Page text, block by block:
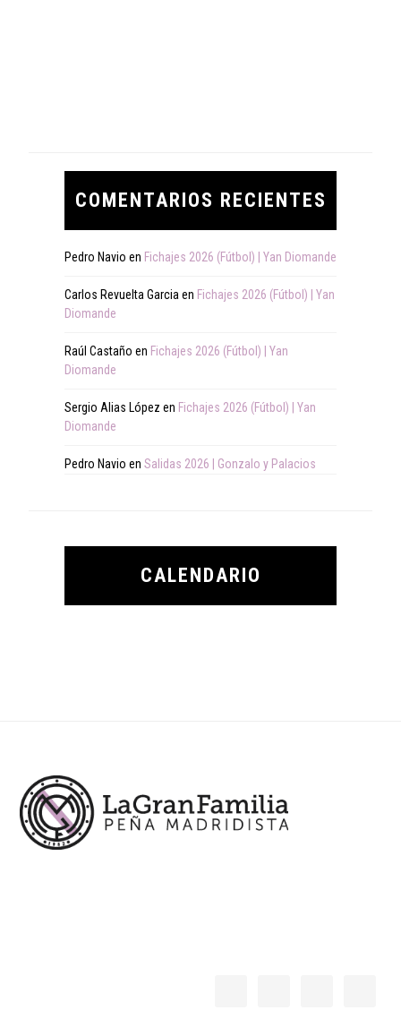
COMENTARIOS RECIENTES
Pedro Navio en Fichajes 2026 (Fútbol) | Yan Diomande
Carlos Revuelta Garciaen Fichajes 2026 (Fútbol) | Yan
Diomande
Raúl Castaño en Fichajes 2026 (Fútbol) | Yan
Diomande
Sergio Alias López en Fichajes 2026 (Fútbol) | Yan
Diomande
Pedro Navio en Salidas 2026 | Gonzalo y Palacios
CALENDARIO